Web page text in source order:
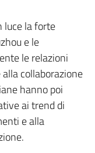
luce la forte
e le
le relazioni
collaborazione
hanno poi
ai trend di
e alla